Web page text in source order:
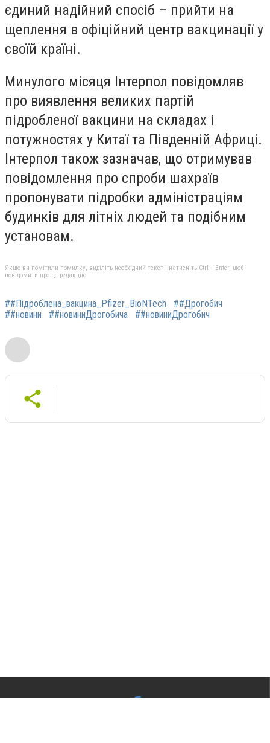
єдиний надійний спосіб – прийти на
щеплення в офіційний центр вакцинації у
своїй країні.
Минулого місяця Інтерпол повідомляв
про виявлення великих партій
підробленої вакцини на складах і
потужностях у Китаї та Південній Африці.
Інтерпол також зазначав, що отримував
повідомлення про спроби шахраїв
пропонувати підробки адміністраціям
будинків для літніх людей та подібним
установам.
Якщо ви помітили помилку, виділіть необхідний текст і натисніть Ctrl + Enter, щоб
повідомити про це редакцію
##Підроблена_вакцина_Pfizer_BioNTech
##Дрогобич
##новини
##новиниДрогобича ##новиниДрогобич